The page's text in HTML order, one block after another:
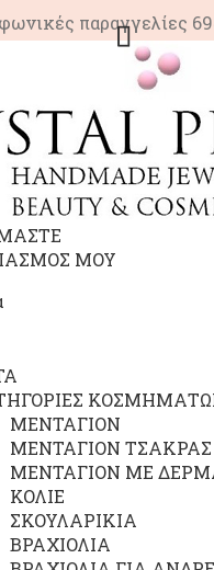
παραγγελίες
ΜΟΥ
ΜΕΝΤΑΓΙΟΝ
ΜΕΝΤΑΓΙΟΝ
ΜΕΝΤΑΓΙΟΝ ΜΕ
ΚΟΛΙΕ
ΣΚΟΥΛΑΡΙΚΙΑ
ΒΡΑΧΙΟΛΙΑ